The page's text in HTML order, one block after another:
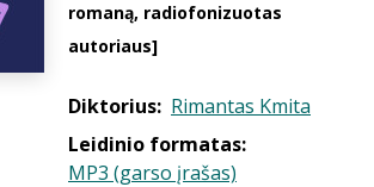
romaną, radiofonizuotas
autoriaus]
Diktorius: Rimantas Kmita
Leidinio formatas:
MP3 (garso įrašas)